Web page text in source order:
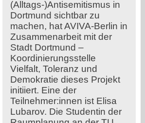
(Alltags-)Antisemitismus in
Dortmund sichtbar zu
machen, hat AVIVA-Berlin in
Zusammenarbeit mit der
Stadt Dortmund –
Koordinierungsstelle
Vielfalt, Toleranz und
Demokratie dieses Projekt
initiiert. Eine der
Teilnehmer:innen ist Elisa
Lubarov. Die Studentin der